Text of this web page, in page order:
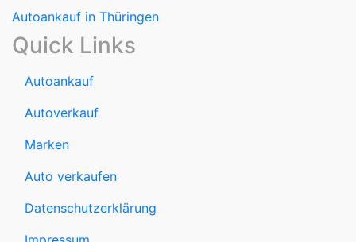
Autoankauf in Thüringen
Quick Links
Autoankauf
Autoverkauf
Marken
Auto verkaufen
Datenschutzerklärung